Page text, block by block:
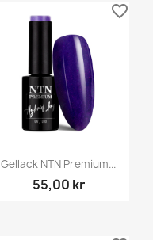
Gellack NTN Premium...
55,00 kr
favorite_border